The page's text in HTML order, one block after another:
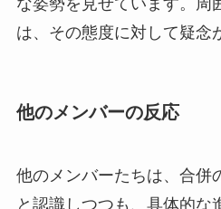
な姿勢を見せています。周
は、その態度に対して疑念
他のメンバーの反応
他のメンバーたちは、合併
と認識しつつも、具体的な